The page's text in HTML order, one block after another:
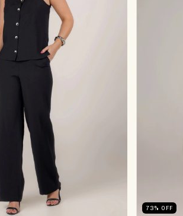
73% OFF